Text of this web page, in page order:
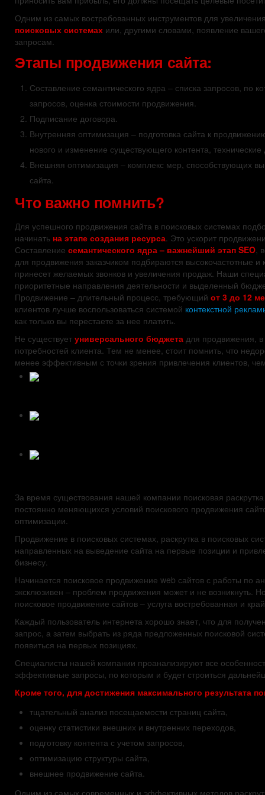
Одним из самых востребованных инструментов для
поисковых системах или, другими словами, появление
запросам.
Этапы продвижения сайта:
Составление семантического ядра – списка запросов, по
запросов, оценка стоимости продвижения.
Подписание договора.
Внутренняя оптимизация – подготовка сайта к
нового и изменение существующего контента, технические
Внешняя оптимизация – комплекс мер, способствующих
сайта.
Что важно помнить?
Для успешного продвижения сайта в поисковых системах
начинать на этапе создания ресурса . Это ускорит
Составление семантического ядра – важнейший этап SEO ,
для продвижения заказчиком подбираются
принесет желаемых звонков и увеличения продаж. Наши
приоритетные направления деятельности и выделенный
Продвижение – длительный процесс, требующий от 3 до 12
клиентов лучше воспользоваться системой контекстной
как только вы перестаете за нее платить.
Не существует универсального бюджета для продвижения,
потребностей клиента. Тем не менее, стоит помнить, что
менее эффективным с точки зрения привлечения клиентов,
За время существования нашей компании поисковая
постоянно меняющихся условий поискового продвижения
оптимизации.
Продвижение в поисковых системах, раскрутка в поисковых
направленных на выведение сайта на первые позиции и
бизнесу.
Начинается поисковое продвижение web сайтов с работы по
эксклюзивен – проблем продвижения может и не возникнуть.
поисковое продвижение сайтов – услуга востребованная и
Каждый пользователь интернета хорошо знает, что для
запрос, а затем выбрать из ряда предложенных поисковой
появиться на первых позициях.
Специалисты нашей компании проанализируют все
эффективные запросы, по которым и будет строиться
Кроме того, для достижения максимального результата
тщательный анализ посещаемости страниц сайта,
оценку статистики внешних и внутренних переходов,
подготовку контента с учетом запросов,
оптимизацию структуры сайта,
внешнее продвижение сайта.
Одним из самых современных и эффективных методов